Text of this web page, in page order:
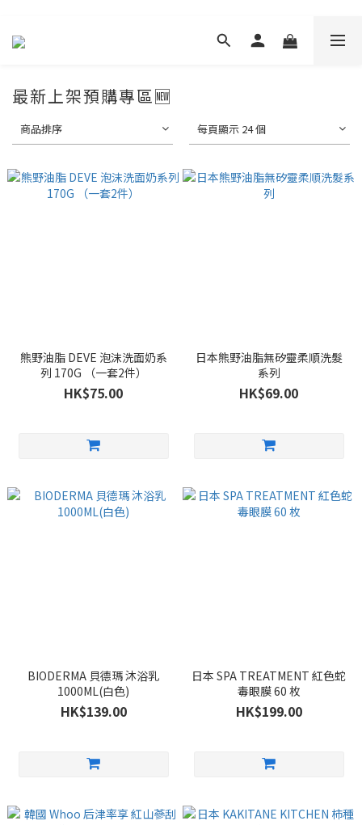
最新上架預購專區🆕
商品排序 每頁顯示 24 個
熊野油脂 DEVE 泡沫洗面奶系
列 170G （一套2件）
HK$75.00
日本熊野油脂無矽靈柔順洗髮
系列
HK$69.00
BIODERMA 貝德瑪 沐浴乳
1000ML(白色)
HK$139.00
日本 SPA TREATMENT 紅色蛇
毒眼膜 60 枚
HK$199.00